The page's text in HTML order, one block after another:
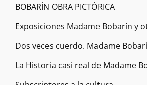
BOBARÍN OBRA PICTÓRICA
Exposiciones Madame Bobarín y
Dos veces cuerdo. Madame
La Historia casi real de Madame